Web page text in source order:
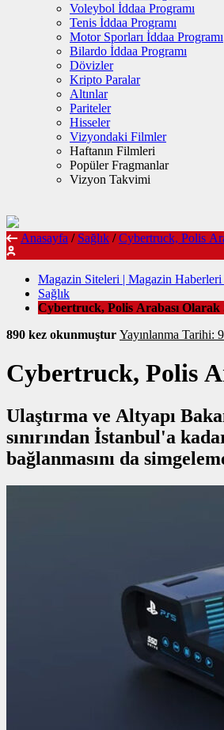
Voleybol İddaa Programı
Tenis İddaa Programı
Motor Sporları İddaa Programı
Bilardo İddaa Programı
Dövizler
Kripto Paralar
Altınlar
Pariteler
Hisseler
Vizyondaki Filmler
Haftanın Filmleri
Popüler Fragmanlar
Vizyon Takvimi
Anasayfa / Sağlık / Cybertruck, Polis
Magazin Siteleri | Magazin Haberleri
Sağlık
Cybertruck, Polis Arabası
890 kez okunmuştur
Cybertruck, Polis
Ulaştırma ve Altyapı
sınırından İstanbul'a kadar ugüzergahıyla Halkalı-Kapıkule Demiryolu Hattı Projesi coğrafi olarak Türkiye’nin AB’ye
bağlanmasını da